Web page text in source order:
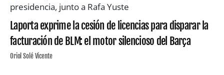
Laporta exprime la cesión de licencias para disparar la
facturación de BLM: el motor silencioso del Barça
Oriol Solé Vicente